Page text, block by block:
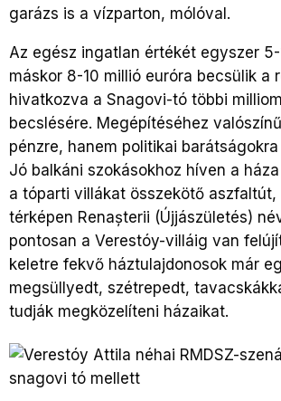
garázs is a vízparton, mólóval.
Az egész ingatlan értékét egyszer 5-
máskor 8-10 millió euróra becsülik a
hivatkozva a Snagovi-tó többi
becslésére. Megépítéséhez
pénzre, hanem politikai
Jó balkáni szokásokhoz híven a
a tóparti villákat összekötő aszfaltút,
térképen Renaşterii (Újjászületés)
pontosan a Verestóy-villáig van
keletre fekvő háztulajdonosok már
megsüllyedt, szétrepedt,
tudják megközelíteni házaikat.